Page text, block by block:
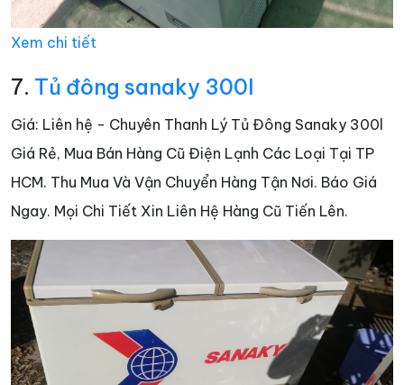
Xem chi tiết
7. Tủ đông sanaky 300l
Giá: Liên hệ - Chuyên Thanh Lý Tủ Đông Sanaky 300l
Giá Rẻ, Mua Bán Hàng Cũ Điện Lạnh Các Loại Tại TP
HCM. Thu Mua Và Vận Chuyển Hàng Tận Nơi. Báo Giá
Ngay. Mọi Chi Tiết Xin Liên Hệ Hàng Cũ Tiến Lên.